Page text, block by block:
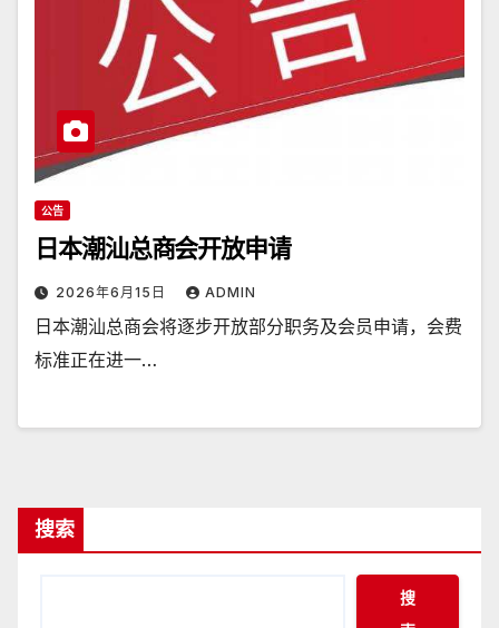
公告
日本潮汕总商会开放申请
2026年6月15日 ADMIN
日本潮汕总商会将逐步开放部分职务及会员申请，会费
标准正在进一…
搜索
搜